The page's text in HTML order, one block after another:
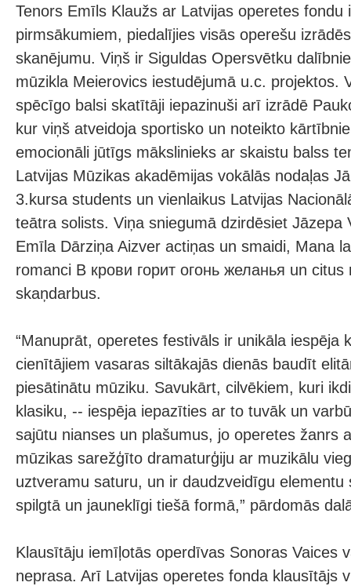
Tenors Emīls Klaužs ar Latvijas operetes fondu
pirmsākumiem, piedalījies visās operešu
skanējumu. Viņš ir Siguldas Opersvētku
mūzikla Meierovics iestudējumā u.c. projektos.
spēcīgo balsi skatītāji iepazinuši arī izrādē
kur viņš atveidoja sportisko un noteikto
emocionāli jūtīgs mākslinieks ar skaistu balss
Latvijas Mūzikas akadēmijas vokālās nodaļas
3.kursa students un vienlaikus Latvijas
teātra solists. Viņa sniegumā dzirdēsiet Jāzepa
Emīla Dārziņa Aizver actiņas un smaidi, Mana
romanci В крови горит огонь желанья un
skaņdarbus.
“Manuprāt, operetes festivāls ir unikāla iespēja
cienītājiem vasaras siltākajās dienās baudīt
piesātinātu mūziku. Savukārt, cilvēkiem, kuri
klasiku, -- iespēja iepazīties ar to tuvāk un
sajūtu nianses un plašumus, jo operetes žanrs
mūzikas sarežģīto dramaturģiju ar muzikālu
uztveramu saturu, un ir daudzveidīgu elementu
spilgtā un jauneklīgi tiešā formā,” pārdomās
Klausītāju iemīļotās operdīvas Sonoras Vaices
neprasa. Arī Latvijas operetes fonda klausītājs